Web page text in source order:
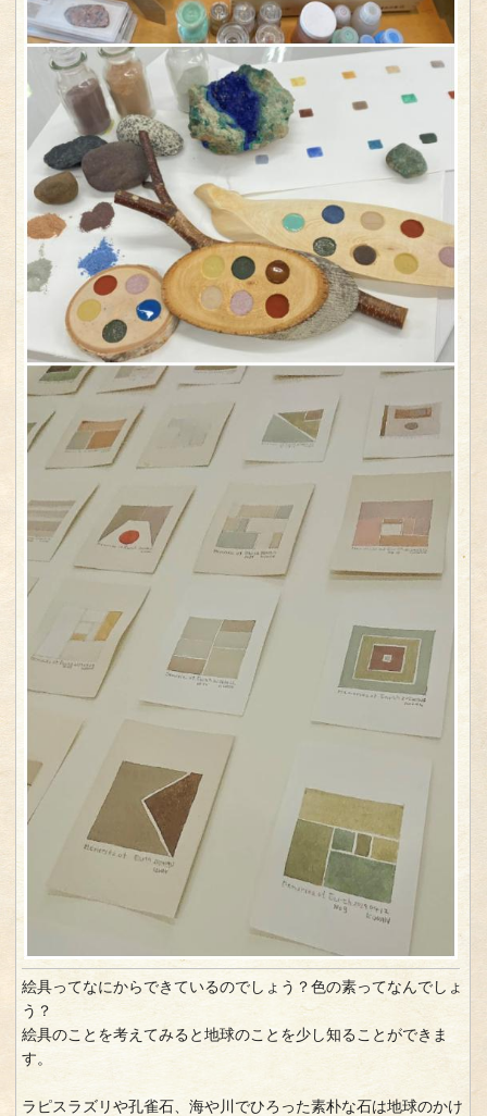
絵具ってなにからできているのでしょう？色の素ってなんでしょ
う？
絵具のことを考えてみると地球のことを少し知ることができま
す。
ラピスラズリや孔雀石、海や川でひろった素朴な石は地球のかけ